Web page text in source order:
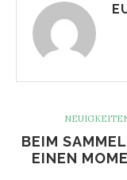
BEIM
EINEN